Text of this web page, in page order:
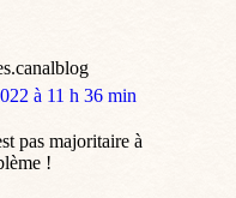
à 11 h 36 min
pas majoritaire à
!